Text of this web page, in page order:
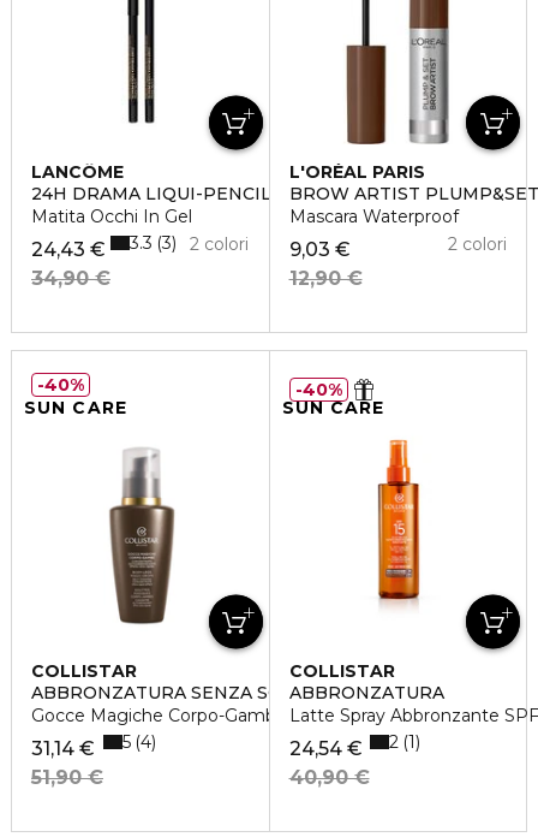
LANCÔME
24H DRAMA LIQUI-PENCIL
Matita Occhi In Gel
24,43 €
34,90 €
2 colori
3.3 3
L'ORÉAL PARIS
BROW ARTIST PLUMP&SET
Mascara Waterproof
9,03 €
12,90 €
2 colori
SUN CARE
COLLISTAR
ABBRONZATURA SENZA SOLE
Gocce Magiche Corpo-Gambe
31,14 €
51,90 €
5 4
40%
SUN CARE
COLLISTAR
ABBRONZATURA
Latte Spray Abbronzante SPF
24,54 €
40,90 €
2 1
40%